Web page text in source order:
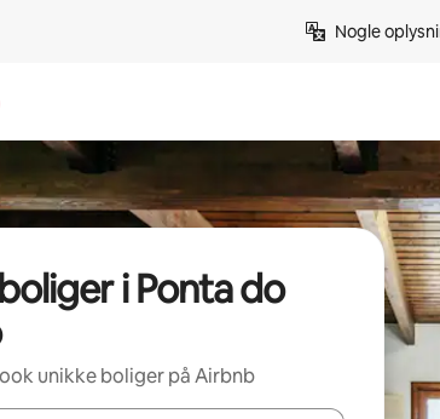
Nogle
i Ponta do
unikke boliger på Airbnb